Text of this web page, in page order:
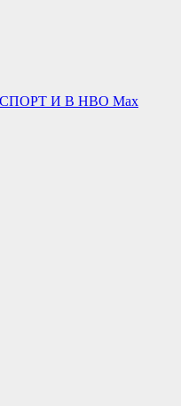
И В НВО Мах